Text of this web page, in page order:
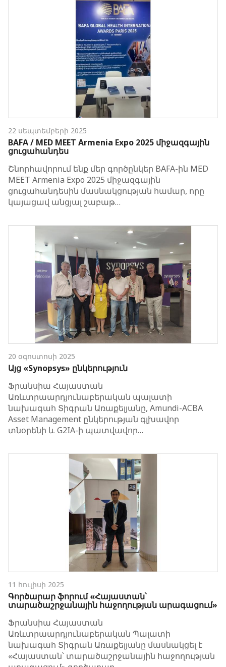
22 սեպտեմբերի 2025
BAFA / MED MEET Armenia Expo 2025 միջազգային
ցուցահանդես
Շնորհավորում ենք մեր գործընկեր BAFA-ին MED
MEET Armenia Expo 2025 միջազգային
ցուցահանդեսին մասնակցության համար, որը
կայացավ անցյալ շաբաթ…
20 օգոստոսի 2025
Այց «Synopsys» ընկերություն
Ֆրանսիա Հայաստան
Առևտրաարդյունաբերական պալատի
նախագահ Տիգրան Առաքելյանը, Amundi-ACBA
Asset Management ընկերության գլխավոր
տնօրենի և G2IA-ի պատվավոր…
11 հուլիսի 2025
Գործարար ֆորում «Հայաստան՝
տարածաշրջանային հաջողության արագացում»
Ֆրանսիա Հայաստան
Առևտրաարդյունաբերական Պալատի
նախագահ Տիգրան Առաքելյանը մասնակցել է
«Հայաստան՝ տարածաշրջանային հաջողության